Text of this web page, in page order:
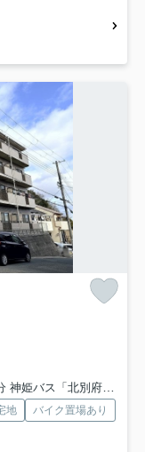
北別府３丁目」 停歩3分
地
バイク置場あり